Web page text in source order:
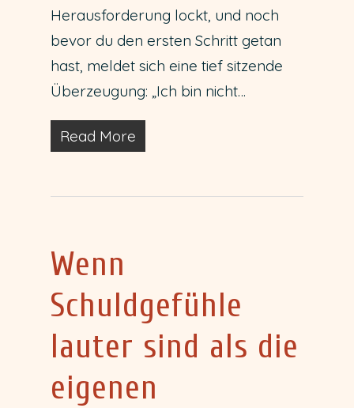
Herausforderung lockt, und noch
bevor du den ersten Schritt getan
hast, meldet sich eine tief sitzende
Überzeugung: „Ich bin nicht…
Read More
Wenn
Schuldgefühle
lauter sind als die
eigenen